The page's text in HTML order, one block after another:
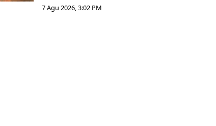
7 Agu 2026, 3:02 PM